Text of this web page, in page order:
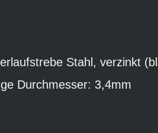
Stahl, verzinkt
Durchmesser: 3,4mm